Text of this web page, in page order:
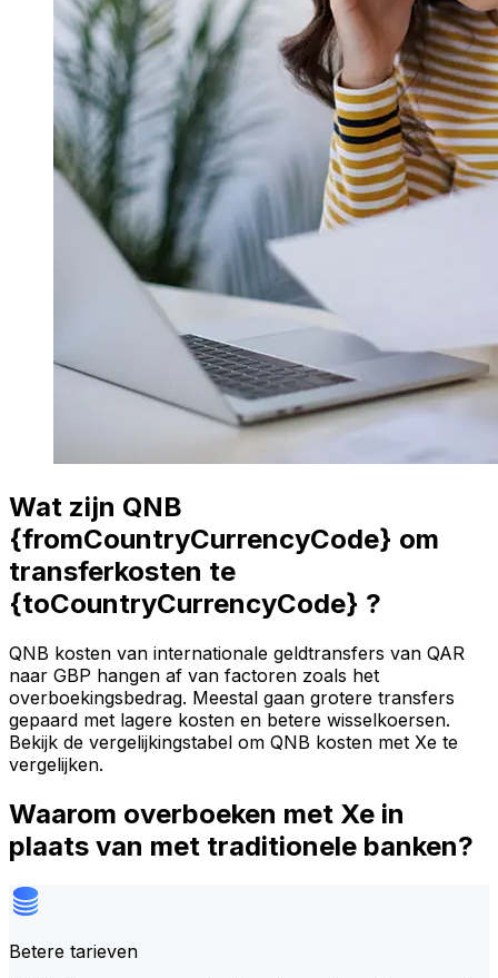
Wat zijn QNB
{fromCountryCurrencyCode} om
transferkosten te
{toCountryCurrencyCode} ?
QNB kosten van internationale geldtransfers van QAR
naar GBP hangen af van factoren zoals het
overboekingsbedrag. Meestal gaan grotere transfers
gepaard met lagere kosten en betere wisselkoersen.
Bekijk de vergelijkingstabel om QNB kosten met Xe te
vergelijken.
Waarom overboeken met Xe in
plaats van met traditionele banken?
Betere tarieven